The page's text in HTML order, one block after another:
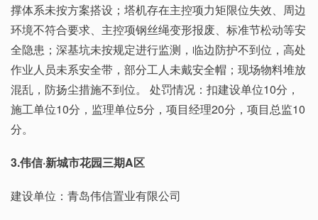
撑体系未按方案搭设；塔机存在主控项力矩限位失效、周边
环境不符合要求、主控项钢丝绳变形报废、标准节松动等安
全隐患；深基坑未按规定进行监测，临边防护不到位，高处
作业人员未系安全带，部分工人未戴安全帽；现场物料堆放
混乱，防扬尘措施不到位。 处罚情况：扣建设单位10分，
施工单位10分，监理单位5分，项目经理20分，项目总监10
分。
3.伟信·新城市花园三期A区
建设单位：青岛伟信置业有限公司